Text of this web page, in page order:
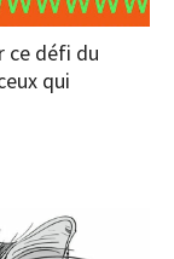
ce défi du
qui